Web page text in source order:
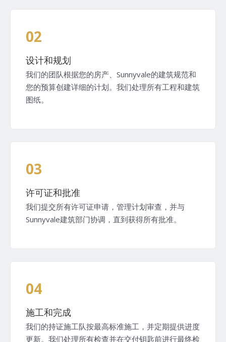
02
设计和规划
我们的团队根据您的房产、Sunnyvale的建筑规范和
您的预算创建详细的计划。我们处理所有工程和建筑
图纸。
03
许可证和批准
我们提交所有许可证申请，管理计划审查，并与
Sunnyvale建筑部门协调，直到获得所有批准。
04
施工和完成
我们的持证施工队按最高标准施工，并定期提供进度
更新。我们处理所有检查并在交付钥匙前进行最终检